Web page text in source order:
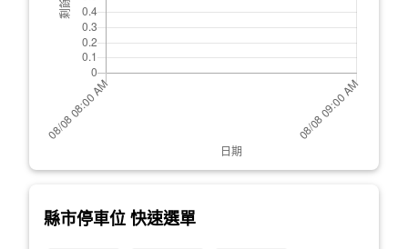
縣市停車位 快速選單